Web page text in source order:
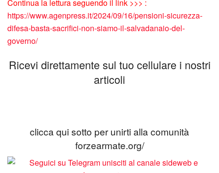
Continua la lettura seguendo il link >>> :
https://www.agenpress.it/2024/09/16/pensioni-sicurezza-
difesa-basta-sacrifici-non-siamo-il-salvadanaio-del-
governo/
Ricevi direttamente sul tuo cellulare i nostri
articoli
clicca qui sotto per unirti alla comunità
forzearmate.org/